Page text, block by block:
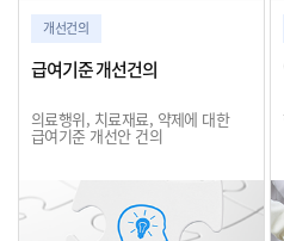
개선건의
급여기준 개선건의
의료행위, 치료재료, 약제에 대한
급여기준 개선안 건의